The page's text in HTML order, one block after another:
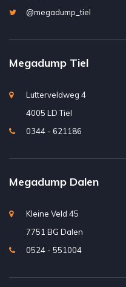
@megadump_tiel
Megadump Tiel
Lutterveldweg 4
4005 LD Tiel
0344 - 621186
Megadump Dalen
Kleine Veld 45
7751 BG Dalen
0524 - 551004